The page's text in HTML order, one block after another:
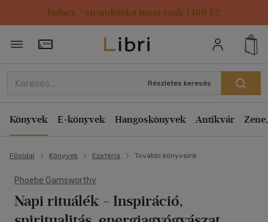
Kulacs / strandtáska most csak 1499 Ft!
Törzsvásárlói Kártya adatai
Részletes keresés
Könyvek E-könyvek Hangoskönyvek Antikvár
Főoldal Könyvek Ezotéria További könyveink
Phoebe Garnsworthy
Napi rituálék - Inspiráció,